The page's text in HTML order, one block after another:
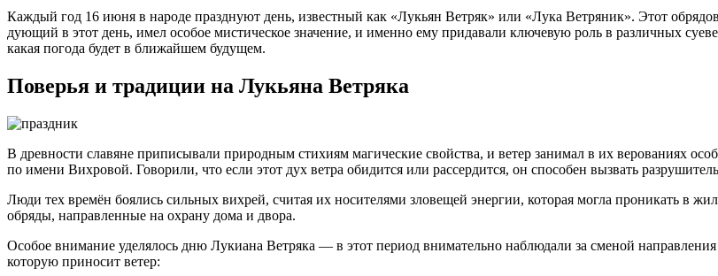
Каждый год 16 июня в народе празднуют день, известный как «Лукьян Ветряк» или «Лука Ветряник». Этот
дующий в этот день, имел особое мистическое значение, и именно ему придавали ключевую роль в различных
какая погода будет в ближайшем будущем.
Поверья и традиции на Лукьяна Ветряка
В древности славяне приписывали природным стихиям магические свойства, и ветер занимал в их верованиях
по имени Вихровой. Говорили, что если этот дух ветра обидится или рассердится, он способен вызвать
Люди тех времён боялись сильных вихрей, считая их носителями зловещей энергии, которая могла проникать в
обряды, направленные на охрану дома и двора.
Особое внимание уделялось дню Лукиана Ветряка — в этот период внимательно наблюдали за сменой направления
которую приносит ветер: